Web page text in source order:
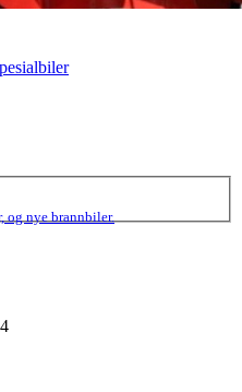
og nye brannbiler.